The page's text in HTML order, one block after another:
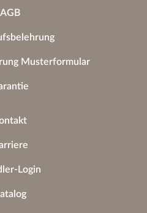
AGB
Musterformular
Login